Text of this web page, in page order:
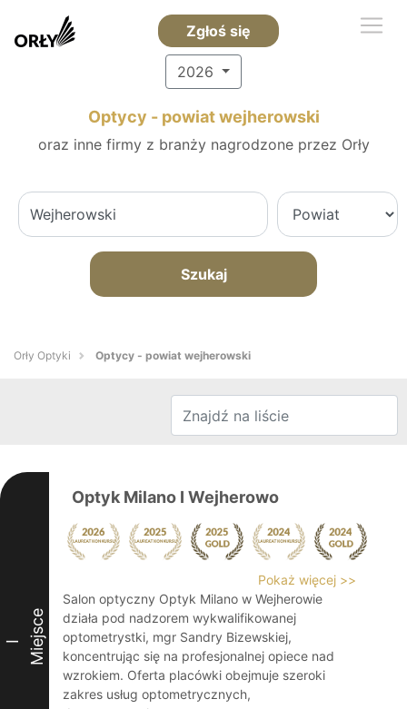
Zgłoś się
2026
Optycy - powiat wejherowski
oraz inne firmy z branży nagrodzone przez Orły
Szukaj
Orły Optyki Optycy - powiat wejherowski
I Miejsce
Optyk Milano I Wejherowo
Pokaż więcej >>
Salon optyczny Optyk Milano w Wejherowie
działa pod nadzorem wykwalifikowanej
optometrystki, mgr Sandry Bizewskiej,
koncentrując się na profesjonalnej opiece nad
wzrokiem. Oferta placówki obejmuje szeroki
zakres usług optometrycznych,